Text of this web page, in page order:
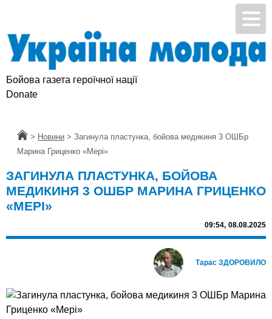
Бойова газета героїчної нації
Donate
Головна
> Новини > Загинула пластунка, бойова медикиня 3 ОШБр
Марина Гриценко «Мері»
ЗАГИНУЛА ПЛАСТУНКА, БОЙОВА
МЕДИКИНЯ 3 ОШБР МАРИНА ГРИЦЕНКО
«МЕРІ»
09:54, 08.08.2025
Тарас ЗДОРОВИЛО